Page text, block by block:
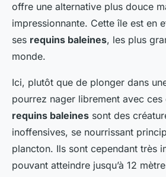
offre une alternative plus douce
impressionnante. Cette île est en
ses requins baleines, les plus
monde.
Ici, plutôt que de plonger dans
pourrez nager librement avec ces
requins baleines sont des
inoffensives, se nourrissant
plancton. Ils sont cependant très
pouvant atteindre jusqu’à 12